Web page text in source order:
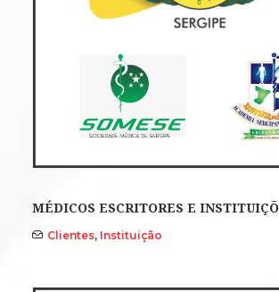
MÉDICOS ESCRITORES E
Clientes, Instituição